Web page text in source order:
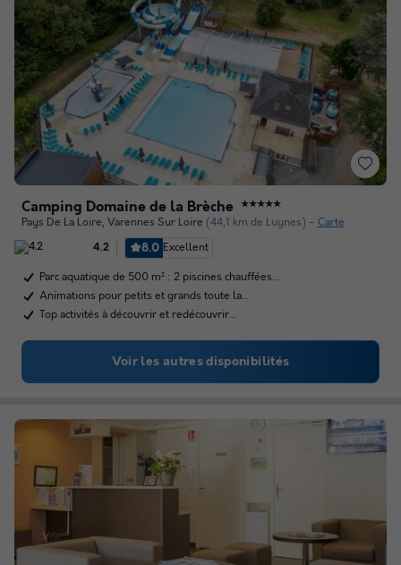
Camping Domaine de la Brèche ★★★★★
Pays De La Loire, Varennes Sur Loire (44,1 km de Luynes) Carte
4.2 8.0 Excellent
Parc aquatique de 500 m² : 2 piscines chauffées…
Animations pour petits et grands toute la…
Top activités à découvrir et redécouvrir…
Voir les autres disponibilités